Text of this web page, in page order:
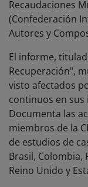
Recaudaciones
(Confederación
Autores y
El informe,
Recuperación",
visto afectados
continuos en sus
Documenta las
miembros de la
de estudios de
Brasil, Colombia,
Reino Unido y